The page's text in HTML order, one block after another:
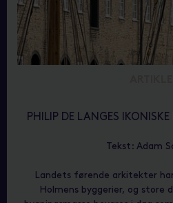
PHILIP DE LANGES
Tekst: Adam
Landets førende arkitekter
Holmens byggerier, og store